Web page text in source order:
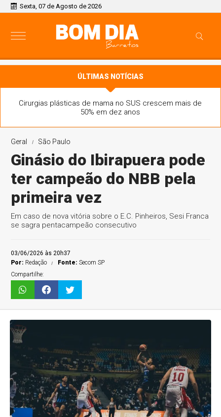
Sexta, 07 de Agosto de 2026
ÚLTIMAS NOTÍCIAS
Cirurgias plásticas de mama no SUS crescem mais de
50% em dez anos
Geral São Paulo
Ginásio do Ibirapuera pode
ter campeão do NBB pela
primeira vez
Em caso de nova vitória sobre o E.C. Pinheiros, Sesi Franca
se sagra pentacampeão consecutivo
03/06/2026 às 20h37
Por: Redação Fonte:Secom SP
Compartilhe: